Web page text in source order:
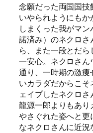
念願だった両国国技
いやられようにも
しまくった我がマ
諾済み）のネクロ
ら、また一段とだ
一安心。ネクロさ
通り、一時期の激
いカラダだからこ
ェイプしたネクロ
龍源一郎よりもあ
やさぐれた姿へと
なネクロさんに近況